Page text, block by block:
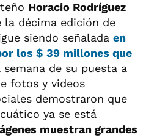
Horacio Rodríguez
décima edición de
siendo señalada en
los $ 39 millones que
semana de su puesta a
fotos y videos
demostraron que
ya se está
muestran grandes